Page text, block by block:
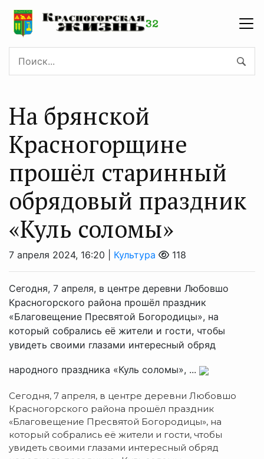
На брянской
Красногорщине
прошёл старинный
обрядовый праздник
«Куль соломы»
7 апреля 2024, 16:20 | Культура 118
Сегодня, 7 апреля, в центре деревни Любовшо
Красногорского района прошёл праздник
«Благовещение Пресвятой Богородицы», на
который собрались её жители и гости, чтобы
увидеть своими глазами интересный обряд
народного праздника «Куль соломы», ...
Сегодня, 7 апреля, в центре деревни Любовшо
Красногорского района прошёл праздник
«Благовещение Пресвятой Богородицы», на
который собрались её жители и гости, чтобы
увидеть своими глазами интересный обряд